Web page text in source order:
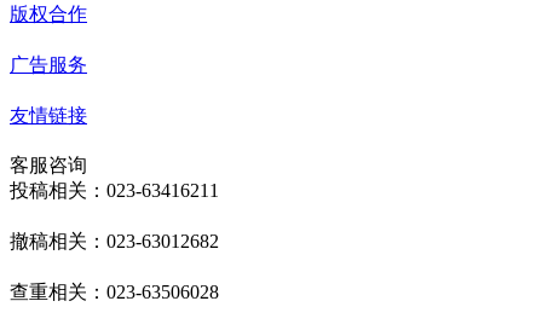
版权合作
广告服务
友情链接
客服咨询
投稿相关：023-63416211
撤稿相关：023-63012682
查重相关：023-63506028